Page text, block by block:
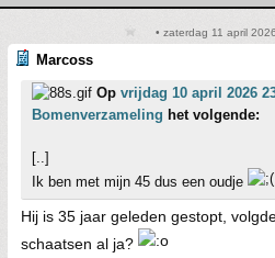
• zaterdag 11 april
Marcoss
Op vrijdag 10 april 2026
Bomenverzameling het volgende:
[..]
Ik ben met mijn 45 dus een oudje
Hij is 35 jaar geleden gestopt,
schaatsen al ja?